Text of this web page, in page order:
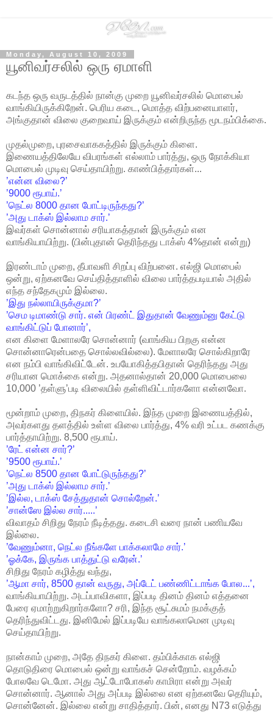
Monday, August 10, 2009
யூனிவர்சலில் ஒரு ஏமாளி
கடந்த ஒரு வருடத்தில் நான்கு முறை யூனிவர்சலில் மொபைல்
வாங்கியிருக்கிறேன். பெரிய கடை, மொத்த விற்பனையாளர்,
அங்குதான் விலை குறைவாய் இருக்கும் என்றிருந்த மூடநம்பிக்கை.
முதல்முறை, புரசைவாககத்தில் இருக்கும் கிளை.
இணையத்திலேயே விபரங்கள் எல்லாம் பார்த்து, ஒரு நோக்கியா
மொபைல் முடிவு செய்தாயிற்று. காண்பித்தார்கள்...
’என்ன விலை?’
’9000 ரூபாய்.’
’நெட்ல 8000 தான போட்டிருந்தது?’
’அது டாக்ஸ் இல்லாம சார்.’
இவர்கள் சொன்னால் சரியாகத்தான் இருக்கும் என
வாங்கியாயிற்று. (பின்புதான் தெரிந்தது டாக்ஸ் 4%தான் என்று)
இரண்டாம் முறை, தீபாவளி சிறப்பு விற்பனை. எல்ஜி மொபைல்
ஒன்று, ஏற்கனவே செய்தித்தாளில் விலை பார்த்தபடியால் அதில்
எந்த சந்தேகமும் இல்லை.
’இது நல்லாயிருக்குமா?’
’செம டிமாண்டு சார். என் பிரண்ட் இதுதான் வேணும்னு கேட்டு
வாங்கிட்டுப் போனார்’,
என கிளை மேளாலரே சொன்னார் (வாங்கிய பிறகு என்ன
சொன்னாரென்பதை சொல்லவில்லை). மேளாலரே சொல்கிறாரே
என நம்பி வாங்கிவிட்டேன். உபயோகித்தபிதான் தெரிந்தது அது
சரியான மொக்கை என்று. அதனால்தான் 20,000 மொபைலை
10,000 ’தள்ளு’படி விலையில் தள்ளிவிட்டார்களோ என்னவோ.
மூன்றாம் முறை, திநகர் கிளையில். இந்த முறை இணையத்தில்,
அவர்களது தளத்தில் உள்ள விலை பார்த்து, 4% வரி உட்பட கணக்கு
பார்த்தாயிற்று. 8,500 ரூபாய்.
’ரேட் என்ன சார்?’
’9500 ரூபாய்.’
’நெட்ல 8500 தான போட்டுருந்தது?’
’அது டாக்ஸ் இல்லாம சார்.’
’இல்ல, டாக்ஸ் சேத்துதான் சொல்றேன்.’
’சான்ஸே இல்ல சார்.....’
விவாதம் சிறிது நேரம் நீடித்தது. கடைசி வரை நான் பணியவே
இல்லை.
’வேணும்னா, நெட்ல நீங்களே பாக்கலாமே சார்.’
’ஓக்கே, இருங்க பாத்துட்டு வரேன்.’
சிறிது நேரம் கழித்து வந்து,
’ஆமா சார், 8500 தான் வருது, அப்டேட் பண்ணிட்டாங்க போல...’,
வாங்கியாயிற்று. அடப்பாவிகளா, இப்படி தினம் தினம் எத்தனை
பேரை ஏமாற்றுகிறார்களோ? சரி, இந்த சூட்சுமம் நமக்குத்
தெரிந்துவிட்டது. இனிமேல் இப்படியே வாங்கலாமென முடிவு
செய்தாயிற்று.
நான்காம் முறை, அதே திநகர் கிளை. தம்பிக்காக எல்ஜி
தொடுதிரை மொபைல் ஒன்று வாங்கச் சென்றோம். வழக்கம்
போலவே டெமோ. அது ஆட்டோபோகஸ் காமிரா என்று அவர்
சொன்னார். ஆனால் அது அப்படி இல்லை என ஏற்கனவே தெரியும்,
சொன்னேன். இல்லை என்று சாதித்தார். பின், எனது N73 எடுத்து